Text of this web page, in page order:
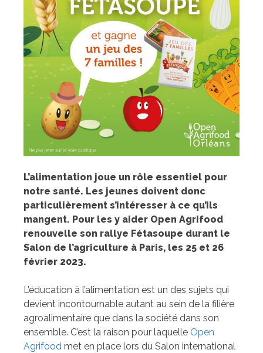
L’alimentation joue un rôle essentiel pour
notre santé. Les jeunes doivent donc
particulièrement s’intéresser à ce qu’ils
mangent. Pour les y aider Open Agrifood
renouvelle son rallye Fétasoupe durant le
Salon de l’agriculture à Paris, les 25 et 26
février 2023.
L’éducation à l’alimentation est un des sujets qui
devient incontournable autant au sein de la filière
agroalimentaire que dans la société dans son
ensemble. C’est la raison pour laquelle Open
Agrifood met en place lors du Salon international